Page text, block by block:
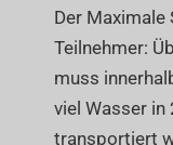
Der Maximale
Teilnehmer:
muss
viel Wasser in
transportiert